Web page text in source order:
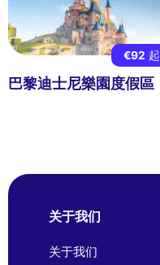
€92 起
巴黎迪士尼樂園度假區
关于我们
关于我们